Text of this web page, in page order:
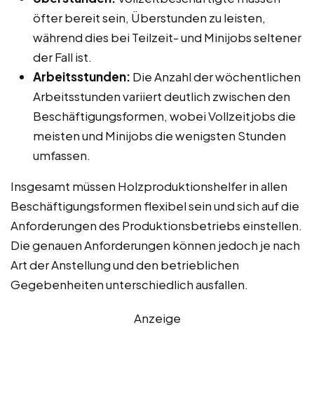
öfter bereit sein, Überstunden zu leisten,
während dies bei Teilzeit- und Minijobs seltener
der Fall ist.
Arbeitsstunden: Die Anzahl der wöchentlichen
Arbeitsstunden variiert deutlich zwischen den
Beschäftigungsformen, wobei Vollzeitjobs die
meisten und Minijobs die wenigsten Stunden
umfassen.
Insgesamt müssen Holzproduktionshelfer in allen
Beschäftigungsformen flexibel sein und sich auf die
Anforderungen des Produktionsbetriebs einstellen.
Die genauen Anforderungen können jedoch je nach
Art der Anstellung und den betrieblichen
Gegebenheiten unterschiedlich ausfallen.
Anzeige